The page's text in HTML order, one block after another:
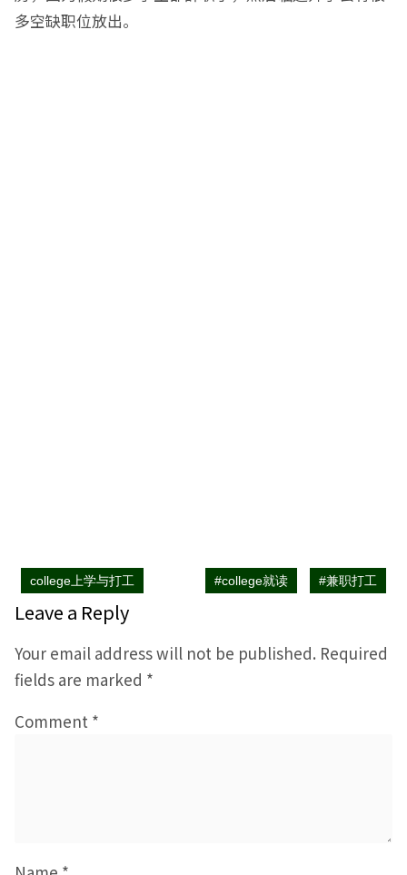
多空缺职位放出。
college上学与打工 #college就读 #兼职打工
Leave a Reply
Your email address will not be published. Required
fields are marked *
Comment *